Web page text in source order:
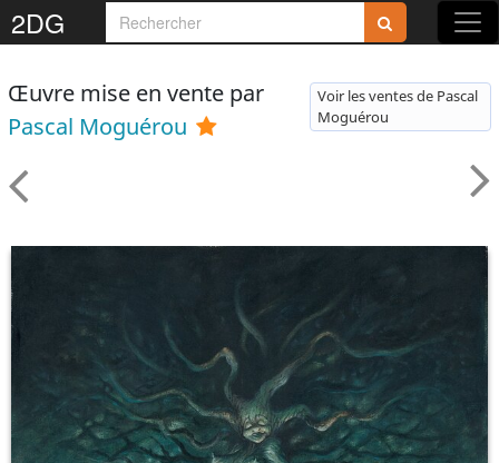
2DG
Œuvre mise en vente par
Pascal Moguérou
Voir les ventes de Pascal
Moguérou